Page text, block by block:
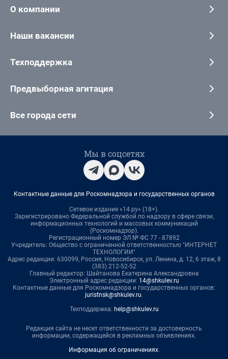
О компании
Наши вакансии
Техподдержка
Предвыборная агитация
Все города сети
Мы в соцсетях
Контактные данные для Роскомнадзора и государственных органов
Сетевое издание «14.ру» (18+).
Зарегистрировано Федеральной службой по надзору в сфере связи,
информационных технологий и массовых коммуникаций
(Роскомнадзор).
Регистрационный номер ЭЛ № ФС 77 - 87892
Учредитель: Общество с ограниченной ответственностью "ИНТЕРНЕТ
ТЕХНОЛОГИИ"
Адрес редакции: 630099, Россия, Новосибирск, ул. Ленина, д. 12, 6 этаж, 8
(383) 212-52-52
Главный редактор: Шайтанова Екатерина Александровна
Электронный адрес редакции: 14@shkulev.ru
Контактные данные для Роскомнадзора и государственных органов:
juristnsk@shkulev.ru.
Техподдержка: help@shkulev.ru
Редакция сайта не несет ответственности за достоверность
информации, содержащейся в рекламных объявлениях.
Информация об ограничениях.